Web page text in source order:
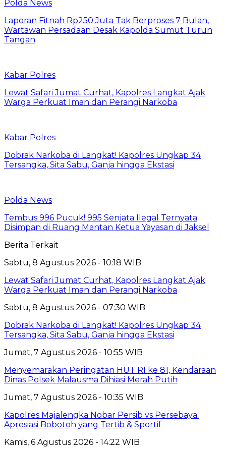
Polda News
Laporan Fitnah Rp250 Juta Tak Berproses 7 Bulan,
Wartawan Persadaan Desak Kapolda Sumut Turun
Tangan
Kabar Polres
Lewat Safari Jumat Curhat, Kapolres Langkat Ajak
Warga Perkuat Iman dan Perangi Narkoba
Kabar Polres
Dobrak Narkoba di Langkat! Kapolres Ungkap 34
Tersangka, Sita Sabu, Ganja hingga Ekstasi
Polda News
Tembus 996 Pucuk! 995 Senjata Ilegal Ternyata
Disimpan di Ruang Mantan Ketua Yayasan di Jaksel
Berita Terkait
Sabtu, 8 Agustus 2026 - 10:18 WIB
Lewat Safari Jumat Curhat, Kapolres Langkat Ajak
Warga Perkuat Iman dan Perangi Narkoba
Sabtu, 8 Agustus 2026 - 07:30 WIB
Dobrak Narkoba di Langkat! Kapolres Ungkap 34
Tersangka, Sita Sabu, Ganja hingga Ekstasi
Jumat, 7 Agustus 2026 - 10:55 WIB
Menyemarakan Peringatan HUT RI ke 81, Kendaraan
Dinas Polsek Malausma Dihiasi Merah Putih
Jumat, 7 Agustus 2026 - 10:35 WIB
Kapolres Majalengka Nobar Persib vs Persebaya:
Apresiasi Bobotoh yang Tertib & Sportif
Kamis, 6 Agustus 2026 - 14:22 WIB